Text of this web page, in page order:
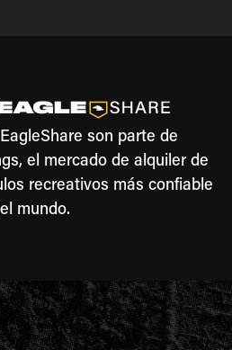
son parte de
el mercado de alquiler de
recreativos más confiable
mundo.